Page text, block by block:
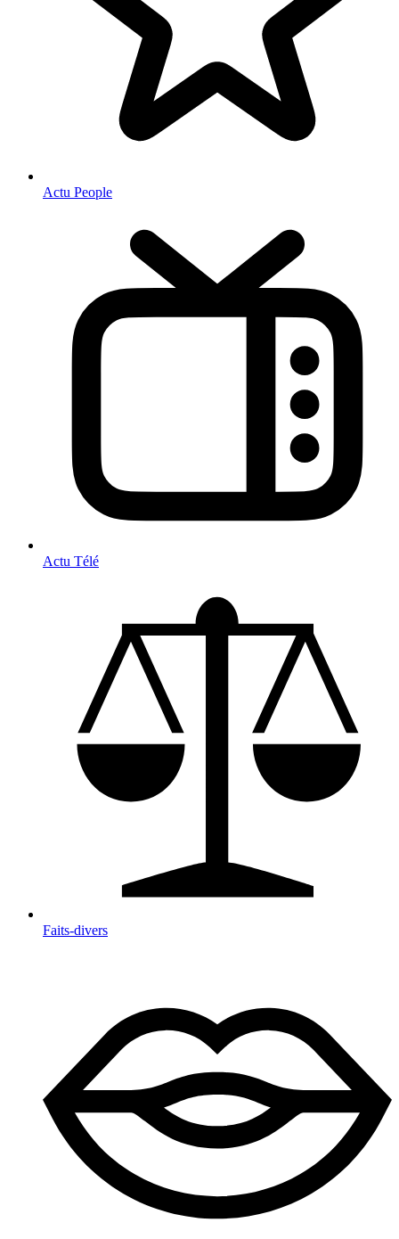
Actu People
Actu Télé
Faits-divers